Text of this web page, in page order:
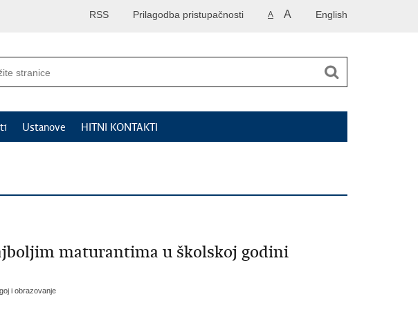
English
A A
Prilagodba pristupačnosti
RSS
Ustanove HITNI KONTAKTI
maturantima u školskoj godini
i obrazovanje